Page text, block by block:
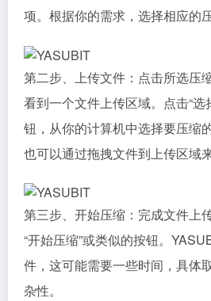
项。根据你的需求，选择相应的
第二步、上传文件：点击所选压
看到一个文件上传区域。点击“选
钮，从你的计算机中选择要压缩
也可以通过拖拽文件到上传区域
第三步、开始压缩：完成文件上
“开始压缩”或类似的按钮。
件，这可能需要一些时间，具体
杂性。